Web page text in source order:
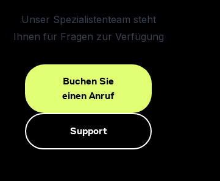
Unser Spezialistenteam steht
Ihnen für Fragen zur Verfügung
Buchen Sie
einen Anruf
Support